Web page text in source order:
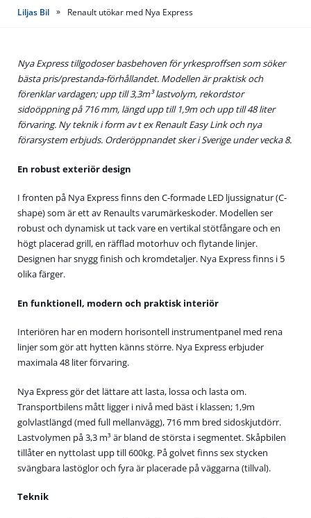
Liljas Bil » Renault utökar med Nya Express
Nya Express tillgodoser basbehoven för yrkesproffsen som söker
bästa pris/prestanda-förhållandet. Modellen är praktisk och
förenklar vardagen; upp till 3,3m³ lastvolym, rekordstor
sidoöppning på 716 mm, längd upp till 1,9m och upp till 48 liter
förvaring. Ny teknik i form av t ex Renault Easy Link och nya
förarsystem erbjuds. Orderöppnandet sker i Sverige under vecka 8.
En robust exteriör design
I fronten på Nya Express finns den C-formade LED ljussignatur (C-
shape) som är ett av Renaults varumärkeskoder. Modellen ser
robust och dynamisk ut tack vare en vertikal stötfångare och en
högt placerad grill, en räfflad motorhuv och flytande linjer.
Designen har snygg finish och kromdetaljer. Nya Express finns i 5
olika färger.
En funktionell, modern och praktisk interiör
Interiören har en modern horisontell instrumentpanel med rena
linjer som gör att hytten känns större. Nya Express erbjuder
maximala 48 liter förvaring.
Nya Express gör det lättare att lasta, lossa och lasta om.
Transportbilens mått ligger i nivå med bäst i klassen; 1,9m
golvlastlängd (med full mellanvägg), 716 mm bred sidoskjutdörr.
Lastvolymen på 3,3 m³ är bland de största i segmentet. Skåpbilen
tillåter en nyttolast upp till 600kg. På golvet finns sex stycken
svängbara lastöglor och fyra är placerade på väggarna (tillval).
Teknik